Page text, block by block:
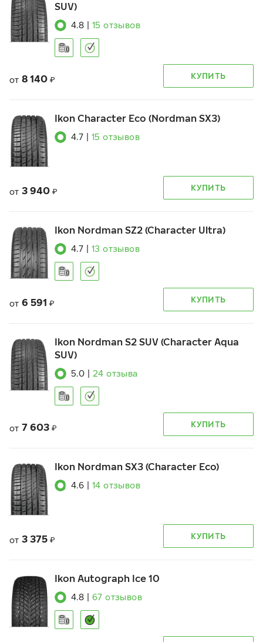
SUV)
4.8 15 отзывов
от 8 140 ₽ КУПИТЬ
Ikon Character Eco (Nordman SX3)
4.7 15 отзывов
от 3 940 ₽ КУПИТЬ
Ikon Nordman SZ2 (Character Ultra)
4.7 13 отзывов
от 6 591 ₽ КУПИТЬ
Ikon Nordman S2 SUV (Character Aqua
SUV)
5.0 24 отзыва
от 7 603 ₽ КУПИТЬ
Ikon Nordman SX3 (Character Eco)
4.6 14 отзывов
от 3 375 ₽ КУПИТЬ
Ikon Autograph Ice 10
4.8 67 отзывов